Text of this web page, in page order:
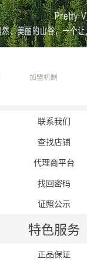
加盟机制
联系我们
查找店铺
代理商平台
找回密码
证照公示
特色服务
正品保证